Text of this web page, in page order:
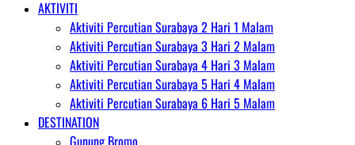
AKTIVITI
Aktiviti Percutian Surabaya 2 Hari 1 Malam
Aktiviti Percutian Surabaya 3 Hari 2 Malam
Aktiviti Percutian Surabaya 4 Hari 3 Malam
Aktiviti Percutian Surabaya 5 Hari 4 Malam
Aktiviti Percutian Surabaya 6 Hari 5 Malam
DESTINATION
Gunung Bromo